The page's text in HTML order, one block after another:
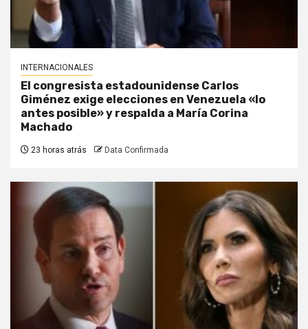
INTERNACIONALES
El congresista estadounidense Carlos
Giménez exige elecciones en Venezuela «lo
antes posible» y respalda a María Corina
Machado
23 horas atrás Data Confirmada